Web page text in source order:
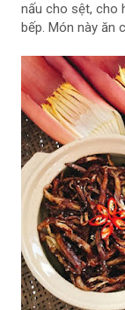
nấu cho sệt, cho
bếp. Món này ăn